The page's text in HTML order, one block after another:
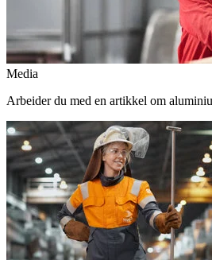
Media
Arbeider du med en artikkel om